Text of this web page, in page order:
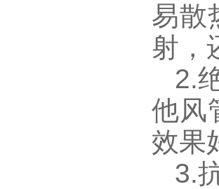
易散
射，
2.
他风
效果
3.